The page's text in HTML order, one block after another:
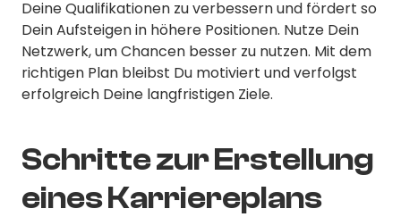
Deine Qualifikationen zu verbessern und fördert so
Dein Aufsteigen in höhere Positionen. Nutze Dein
Netzwerk, um Chancen besser zu nutzen. Mit dem
richtigen Plan bleibst Du motiviert und verfolgst
erfolgreich Deine langfristigen Ziele.
Schritte zur Erstellung
eines Karriereplans